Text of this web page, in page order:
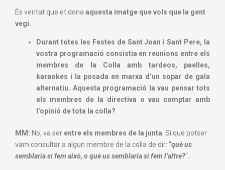
És veritat que et dona aquesta imatge que vols que la gent
vegi.
Durant totes les Festes de Sant Joan i Sant Pere, la
vostra programació consistia en reunions entre els
membres de la Colla amb tardeos, paelles,
karaokes i la posada en marxa d’un sopar de gala
alternatiu. Aquesta programació la vau pensar tots
els membres de la directiva o vau comptar amb
l’opinió de tota la colla?
MM: No, va ser entre els membres de la junta. Sí que potser
vam consultar a algun membre de la colla de dir: “què us
semblaria si fem això, o què us semblaria si fem l’altre?“.